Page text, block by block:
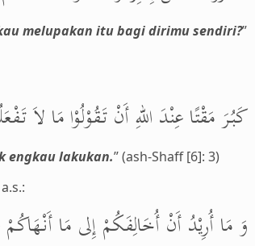
melupakan itu bagi dirimu sendiri?”
كَبُرَ مَقْتًا عِنْدَ اللهِ أَنْ تَقُوْلُوْا مَا لاَ
engkau lakukan.” (ash-Shaff [6]: 3)
وَ مَا أُرِيْدُ أَنْ أُخَالِفَكُمْ إِلى مَا